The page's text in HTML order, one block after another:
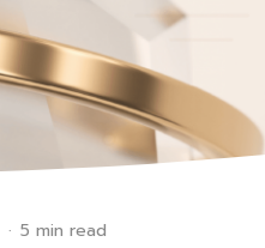
· 5 min read